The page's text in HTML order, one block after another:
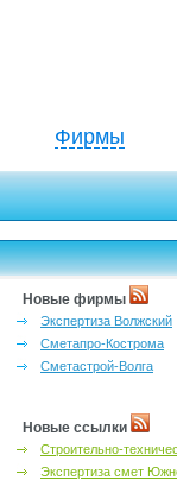
Фирмы
Новые фирмы
Экспертиза Волжский
Сметапро-Кострома
Сметастрой-Волга
Новые ссылки
Строительно-
Экспертиза смет